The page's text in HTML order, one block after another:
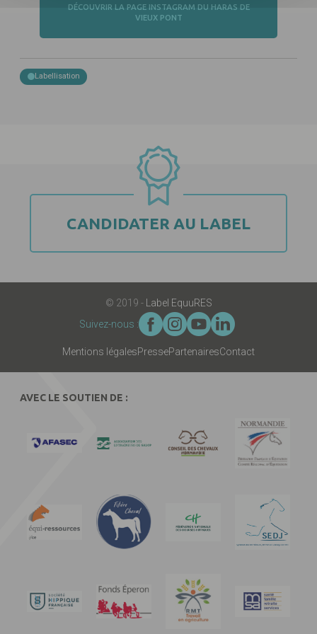
DÉCOUVRIR LA PAGE INSTAGRAM DU HARAS DE
VIEUX PONT
Labellisation
CANDIDATER AU LABEL
© 2019 -
Label EquuRES
Suivez-nous :
Mentions légalesPressePartenairesContact
AVEC LE SOUTIEN DE :